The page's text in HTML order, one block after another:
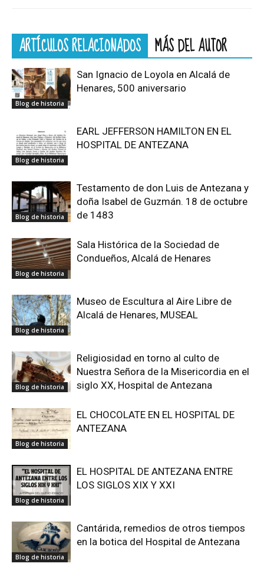
ARTÍCULOS RELACIONADOS MÁS DEL AUTOR
Blog de historia
San Ignacio de Loyola en Alcalá de
Henares, 500 aniversario
Blog de historia
EARL JEFFERSON HAMILTON EN EL
HOSPITAL DE ANTEZANA
Blog de historia
Testamento de don Luis de Antezana y
doña Isabel de Guzmán. 18 de octubre
de 1483
Blog de historia
Sala Histórica de la Sociedad de
Condueños, Alcalá de Henares
Blog de historia
Museo de Escultura al Aire Libre de
Alcalá de Henares, MUSEAL
Blog de historia
Religiosidad en torno al culto de
Nuestra Señora de la Misericordia en el
siglo XX, Hospital de Antezana
Blog de historia
EL CHOCOLATE EN EL HOSPITAL DE
ANTEZANA
Blog de historia
EL HOSPITAL DE ANTEZANA ENTRE
LOS SIGLOS XIX Y XXI
Blog de historia
Cantárida, remedios de otros tiempos
en la botica del Hospital de Antezana